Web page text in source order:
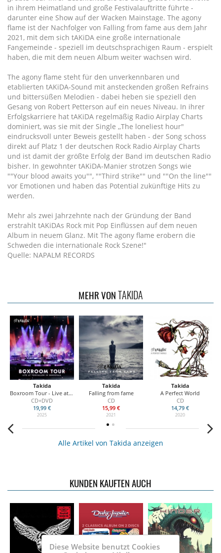
in ihrem Heimatland und große Festivalauftritte führte -
darunter eine Show auf der Wacken Mainstage. The agony
flame ist der Nachfolger von Falling from fame aus dem Jahr
2021, mit dem sich tAKiDA eine große internationale
Fangemeinde - speziell im deutschsprachigen Raum - erspielt
haben, die mit dem neuen Album weiter wachsen wird.
The agony flame steht für den unverkennbaren und
etablierten tAKiDA-Sound mit ansteckenden großen Refrains
und bittersüßen Melodien - dabei heben sie speziell den
Gesang von Robert Petterson auf ein neues Niveau. In ihrer
Erfolgskarriere hat tAKiDA regelmäßig Radio Airplay Charts
dominiert, was sie mit der Single ,,The loneliest hour"
eindrucksvoll unter Beweis gestellt haben - der Song schoss
direkt auf Platz 1 der deutschen Rock Radio Airplay Charts
und ist damit der größte Erfolg der Band im deutschen Radio
bisher. In gewohnter tAKiDA-Manier strotzen Songs wie
""Your blood awaits you"", ""Third strike"" und ""On the line""
vor Emotionen und haben das Potential zukünftige Hits zu
werden.
Mehr als zwei Jahrzehnte nach der Gründung der Band
erstrahlt tAKiDAs Rock mit Pop Einflüssen auf dem neuen
Album in neuem Glanz. Mit The agony flame erobern die
Schweden die internationale Rock Szene!"
Quelle: NAPALM RECORDS
MEHR VONTAKIDA
Takida
Boxroom Tour - Live at Tonhallen in Sundsvall
CD+DVD
19,99 €
2025
Takida
Falling from fame
CD
15,99 €
2021
Takida
A Perfect World
CD
14,79 €
2020
Alle Artikel von Takida anzeigen
KUNDEN KAUFTEN AUCH
Diese Website benutzt Cookies